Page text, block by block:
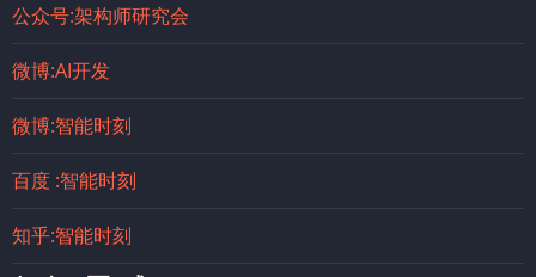
公众号:架构师研究会
微博:AI开发
微博:智能时刻
百度 :智能时刻
知乎:智能时刻